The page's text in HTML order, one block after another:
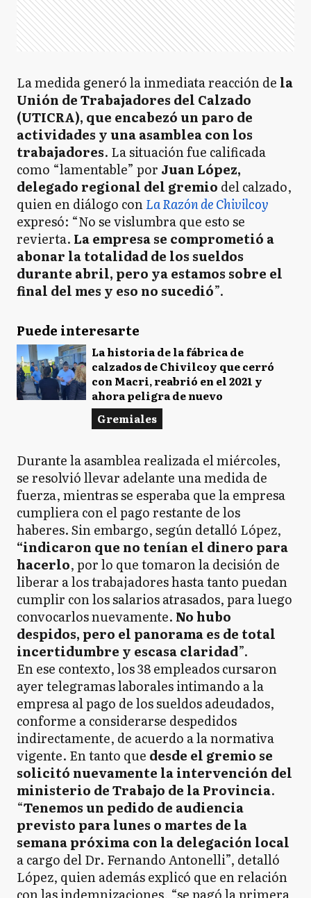
La medida generó la inmediata reacción de la
Unión de Trabajadores del Calzado
(UTICRA), que encabezó un paro de
actividades y una asamblea con los
trabajadores. La situación fue calificada
como “lamentable” por Juan López,
delegado regional del gremio del calzado,
quien en diálogo conLa Razón de Chivilcoy
expresó: “No se vislumbra que esto se
revierta. La empresa se comprometió a
abonar la totalidad de los sueldos
durante abril, pero ya estamos sobre el
final del mes y eso no sucedió”.
Puede interesarte
La historia de la fábrica de
calzados de Chivilcoy que cerró
con Macri, reabrió en el 2021 y
ahora peligra de nuevo
Gremiales
Durante la asamblea realizada el miércoles,
se resolvió llevar adelante una medida de
fuerza, mientras se esperaba que la empresa
cumpliera con el pago restante de los
haberes. Sin embargo, según detalló López,
“indicaron que no tenían el dinero para
hacerlo, por lo que tomaron la decisión de
liberar a los trabajadores hasta tanto puedan
cumplir con los salarios atrasados, para luego
convocarlos nuevamente. No hubo
despidos, pero el panorama es de total
incertidumbre y escasa claridad”.
En ese contexto, los 38 empleados cursaron
ayer telegramas laborales intimando a la
empresa al pago de los sueldos adeudados,
conforme a considerarse despedidos
indirectamente, de acuerdo a la normativa
vigente. En tanto que desde el gremio se
solicitó nuevamente la intervención del
ministerio de Trabajo de la Provincia.
“Tenemos un pedido de audiencia
previsto para lunes o martes de la
semana próxima con la delegación local
a cargo del Dr. Fernando Antonelli”, detalló
López, quien además explicó que en relación
con las indemnizaciones, “se pagó la primera